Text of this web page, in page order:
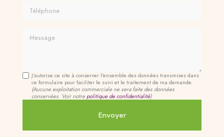
J'autorise ce site à conserver l'ensemble des données transmises dans
ce formulaire pour faciliter le suivi et le traitement de ma demande.
(Aucune exploitation commerciale ne sera faite des données
conservées. Voir notre politique de confidentialité)